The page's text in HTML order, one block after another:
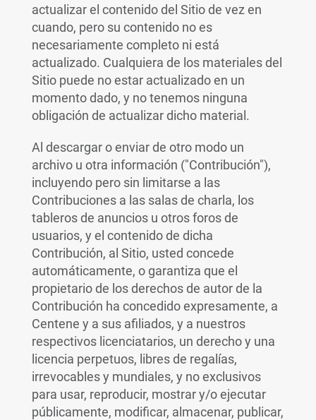
actualizar el contenido del Sitio de vez en
cuando, pero su contenido no es
necesariamente completo ni está
actualizado. Cualquiera de los materiales del
Sitio puede no estar actualizado en un
momento dado, y no tenemos ninguna
obligación de actualizar dicho material.
Al descargar o enviar de otro modo un
archivo u otra información ("Contribución"),
incluyendo pero sin limitarse a las
Contribuciones a las salas de charla, los
tableros de anuncios u otros foros de
usuarios, y el contenido de dicha
Contribución, al Sitio, usted concede
automáticamente, o garantiza que el
propietario de los derechos de autor de la
Contribución ha concedido expresamente, a
Centene y a sus afiliados, y a nuestros
respectivos licenciatarios, un derecho y una
licencia perpetuos, libres de regalías,
irrevocables y mundiales, y no exclusivos
para usar, reproducir, mostrar y/o ejecutar
públicamente, modificar, almacenar, publicar,